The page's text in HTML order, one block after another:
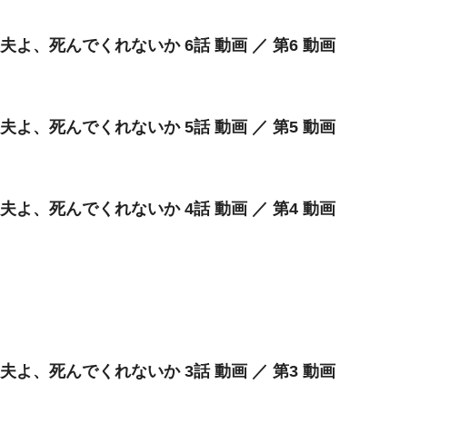
夫よ、死んでくれないか 6話 動画 ／ 第6 動画
夫よ、死んでくれないか 5話 動画 ／ 第5 動画
夫よ、死んでくれないか 4話 動画 ／ 第4 動画
夫よ、死んでくれないか 3話 動画 ／ 第3 動画